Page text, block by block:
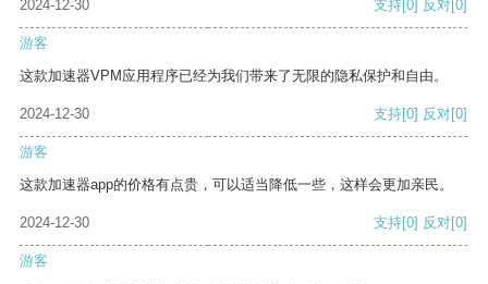
2024-12-30 支持 [0] 反对 [0]
游客
这款加速器VPM应用程序已经为我们带来了无限的隐私保护和自由。
2024-12-30 支持[0] 反对[0]
游客
这款加速器app的价格有点贵，可以适当降低一些，这样会更加亲民。
2024-12-30 支持[0] 反对[0]
游客